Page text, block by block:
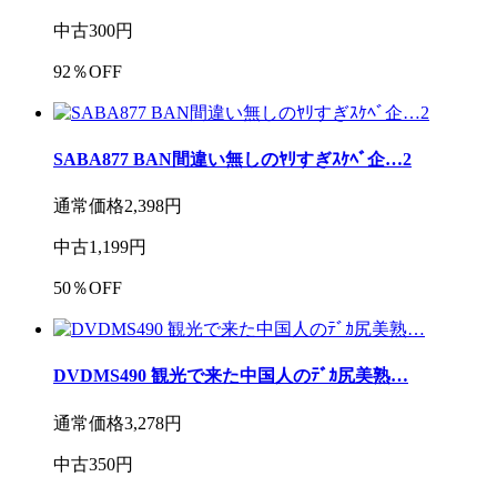
中古300円
92 ％OFF
SABA877 BAN間違い無しのﾔﾘすぎｽｹﾍﾞ企…2
通常価格2,398円
中古1,199円
50％OFF
DVDMS490 観光で来た中国人のﾃﾞｶ尻美熟…
通常価格3,278円
中古350円